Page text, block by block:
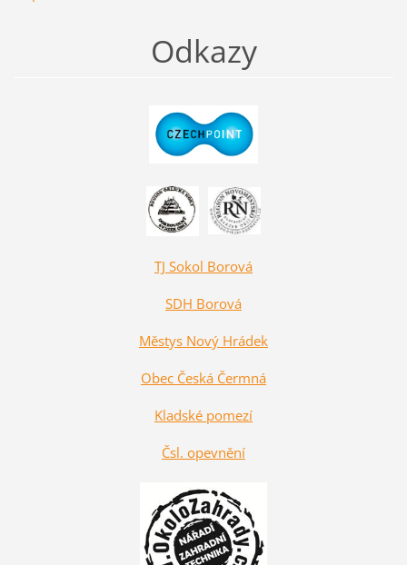
Odkazy
TJ Sokol Borová
SDH Borová
Městys Nový Hrádek
Obec Česká Čermná
Kladské pomezí
Čsl. opevnění